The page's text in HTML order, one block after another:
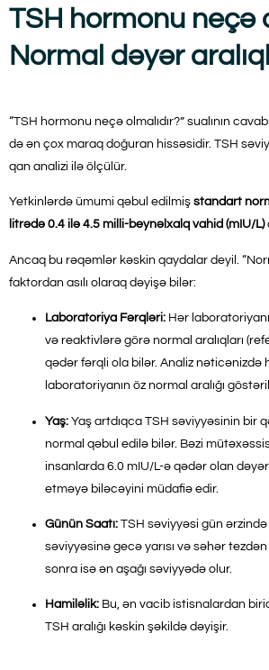
TSH hormonu neçə
Normal dəyər
“TSH hormonu neçə olmalıdır?” sualının
də ən çox maraq doğuran hissəsidir. TSH
qan analizi ilə ölçülür.
Yetkinlərdə ümumi qəbul edilmiş standart
litrədə 0.4 ilə 4.5 milli-beynəlxalq vahid (mIU/L)
Ancaq bu rəqəmlər kəskin qaydalar deyil.
faktordan asılı olaraq dəyişə bilər:
Laboratoriya Fərqləri: Hər
və reaktivlərə görə normal aralıqları
qədər fərqli ola bilər. Analiz nəticənizdə
laboratoriyanın öz normal aralığı
Yaş: Yaş artdıqca TSH səviyyəsinin bir
normal qəbul edilə bilər. Bəzi
insanlarda 6.0 mIU/L-ə qədər olan
etməyə biləcəyini müdafiə edir.
Günün Saatı: TSH səviyyəsi gün
səviyyəsinə gecə yarısı və səhər
sonra isə ən aşağı səviyyədə olur.
Hamiləlik: Bu, ən vacib istisnalardan
TSH aralığı kəskin şəkildə dəyişir.